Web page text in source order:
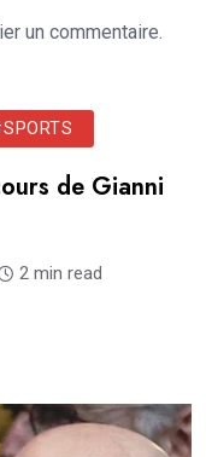
un commentaire.
de Gianni
2 min read